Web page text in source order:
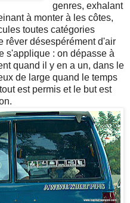
genres, exhalant
à monter à les côtes,
toutes catégories
rêver désespérément d'air
s'applique : on dépasse à
quand il y en a un, dans le
de large quand le temps
est permis et le but est